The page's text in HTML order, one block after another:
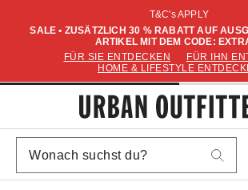
T&C's APPLY
SALE • ZUSÄTZLICH 30 % RABATT AUF
ARTIKEL MIT DEM CODE:
FÜR SIE ENTDECKEN
FÜR IHN
HOME & LIFESTYLE